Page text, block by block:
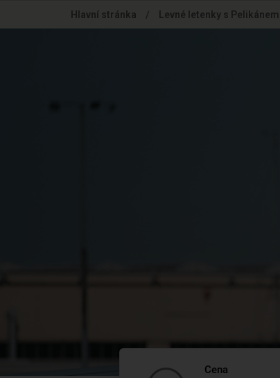
Hlavní stránka / Levné letenky s Pelikánem
Cena